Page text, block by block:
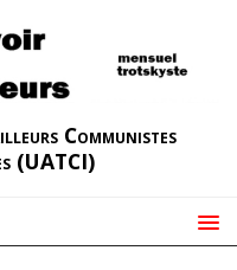
Communistes
(UATCI)